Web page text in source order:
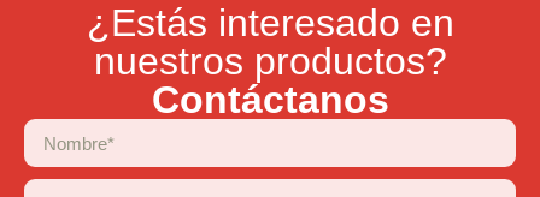
¿Estás interesado en
nuestros productos?
Contáctanos